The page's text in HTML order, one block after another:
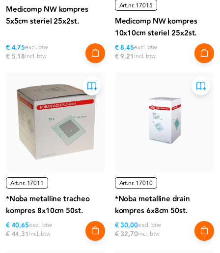
Medicomp NW kompres
5x5cm steriel 25x2st.
€ 4,75excl. btw
€ 5,18incl. btw
Art.nr.17015
Medicomp NW kompres
10x10cm steriel 25x2st.
€ 8,45excl. btw
€ 9,21 incl. btw
Art.nr. 17011
*Noba metalline tracheo
kompres 8x10cm 50st.
€ 40,65excl. btw
€ 44,31 incl. btw
Art.nr.17010
*Noba metalline drain
kompres 6x8cm 50st.
€ 30,00excl. btw
€ 32,70incl. btw